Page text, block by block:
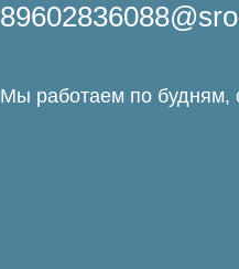
Мы работаем по будням,